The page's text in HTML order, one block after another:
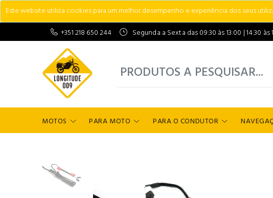
Este website utiliza cookies para um melhor desempenho e experiência dos seus
+351 218 650 244
Segunda a Sexta das 09:30 às 13:00 | 14:30 às
MOTOS PARA MOTO PARA O CONDUTOR